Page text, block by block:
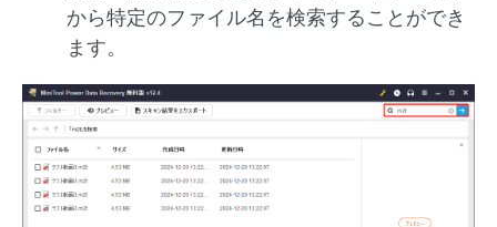
から特定のファイル名を検索することができ
ます。